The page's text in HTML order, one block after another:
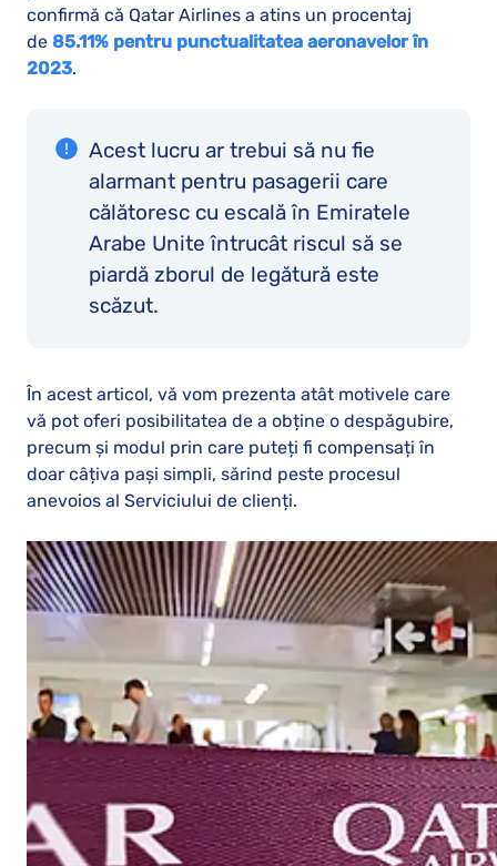
confirmă că Qatar Airlines a atins un procentaj
de 85.11% pentru punctualitatea aeronavelor în
2023.
Acest lucru ar trebui să nu fie
alarmant pentru pasagerii care
călătoresc cu escală în Emiratele
Arabe Unite întrucât riscul să se
piardă zborul de legătură este
scăzut.
În acest articol, vă vom prezenta atât motivele care
vă pot oferi posibilitatea de a obține o despăgubire,
precum și modul prin care puteți fi compensați în
doar câțiva pași simpli, sărind peste procesul
anevoios al Serviciului de clienți.